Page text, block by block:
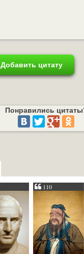
Добавить цитату
Понравились
110